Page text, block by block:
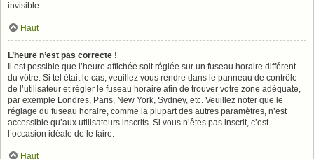
invisible.
Haut
L’heure n’est pas correcte !
Il est possible que l’heure affichée soit réglée sur un fuseau horaire différent
du vôtre. Si tel était le cas, veuillez vous rendre dans le panneau de contrôle
de l’utilisateur et régler le fuseau horaire afin de trouver votre zone adéquate,
par exemple Londres, Paris, New York, Sydney, etc. Veuillez noter que le
réglage du fuseau horaire, comme la plupart des autres paramètres, n’est
accessible qu’aux utilisateurs inscrits. Si vous n’êtes pas inscrit, c’est
l’occasion idéale de le faire.
Haut